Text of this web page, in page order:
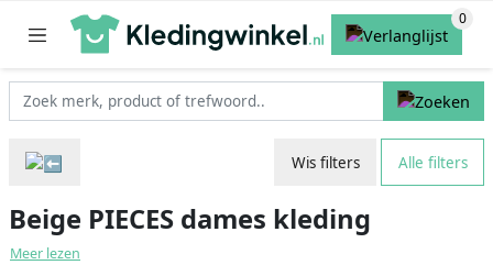
Wis filters Alle filters
Beige PIECES dames kleding
Meer lezen